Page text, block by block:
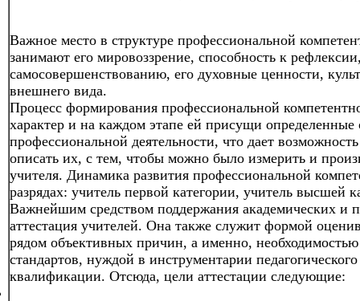
Важное место в структуре профессиональной
занимают его мировоззрение, способность к
самосовершенствованию, его духовные ценности,
внешнего вида.
Процесс формирования профессиональной
характер и на каждом этапе ей присущи
профессиональной деятельности, что дает
описать их, с тем, чтобы можно было измерить и
учителя. Динамика развития профессиональной
разрядах: учитель первой категории, учитель высшей
Важнейшим средством поддержания академических и
аттестация учителей. Она также служит формой
рядом объективных причин, а именно,
стандартов, нуждой в инструментарии
квалификации. Отсюда, цели аттестации следующие: